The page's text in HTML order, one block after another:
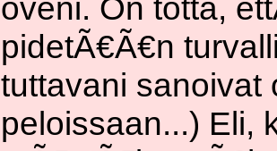
oveni. On totta,
pidetÃ€Ã€n
tuttavani sanoivat
peloissaan...) Eli,